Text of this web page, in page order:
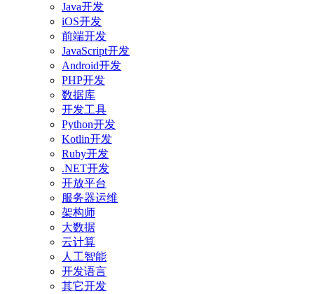
Java开发
iOS开发
前端开发
JavaScript开发
Android开发
PHP开发
数据库
开发工具
Python开发
Kotlin开发
Ruby开发
.NET开发
开放平台
服务器运维
架构师
大数据
云计算
人工智能
开发语言
其它开发